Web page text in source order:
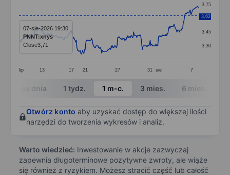
Line chart with 284 data points.
The chart has 1 X axis displaying categories.
The chart has 1 Y axis displaying values. Data
lip 13 17 21 27 31 sie 7
3,30
3,45
3,60
3,75
3,62
07-sie-2026 19:30
PNNT:xnys
Close3,71
End of interactive chart.
W ciągu dnia 1 tydz. 1 m-c. 3 mies. 6 mies.
Otwórz konto aby uzyskać dostęp do większej ilości
narzędzi do tworzenia wykresów i analiz.
Warto wiedzieć: Inwestowanie w akcje zazwyczaj
zapewnia długoterminowe pozytywne zwroty, ale wiąże
się również z ryzykiem. Możesz stracić część lub całość